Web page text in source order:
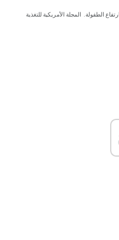
المجلة الأمريكية للتغذية